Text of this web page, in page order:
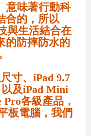
意味著行動科
合的，所以
與生活結合在
的防摔防水的
寸、iPad 9.7
及iPad Mini
各級產品，
板電腦，我們